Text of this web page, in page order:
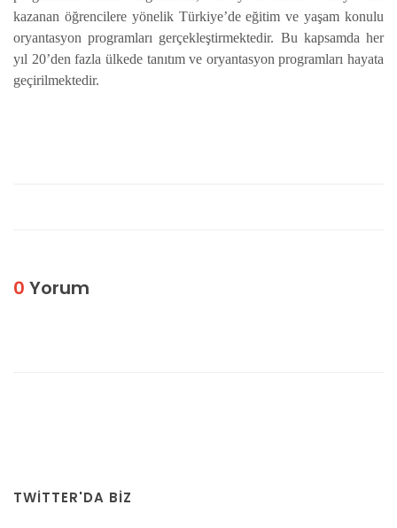
kazanan öğrencilere yönelik Türkiye’de eğitim ve yaşam konulu
oryantasyon programları gerçekleştirmektedir. Bu kapsamda her
yıl 20’den fazla ülkede tanıtım ve oryantasyon programları hayata
geçirilmektedir.
0 Yorum
TWITTER'DA BİZ